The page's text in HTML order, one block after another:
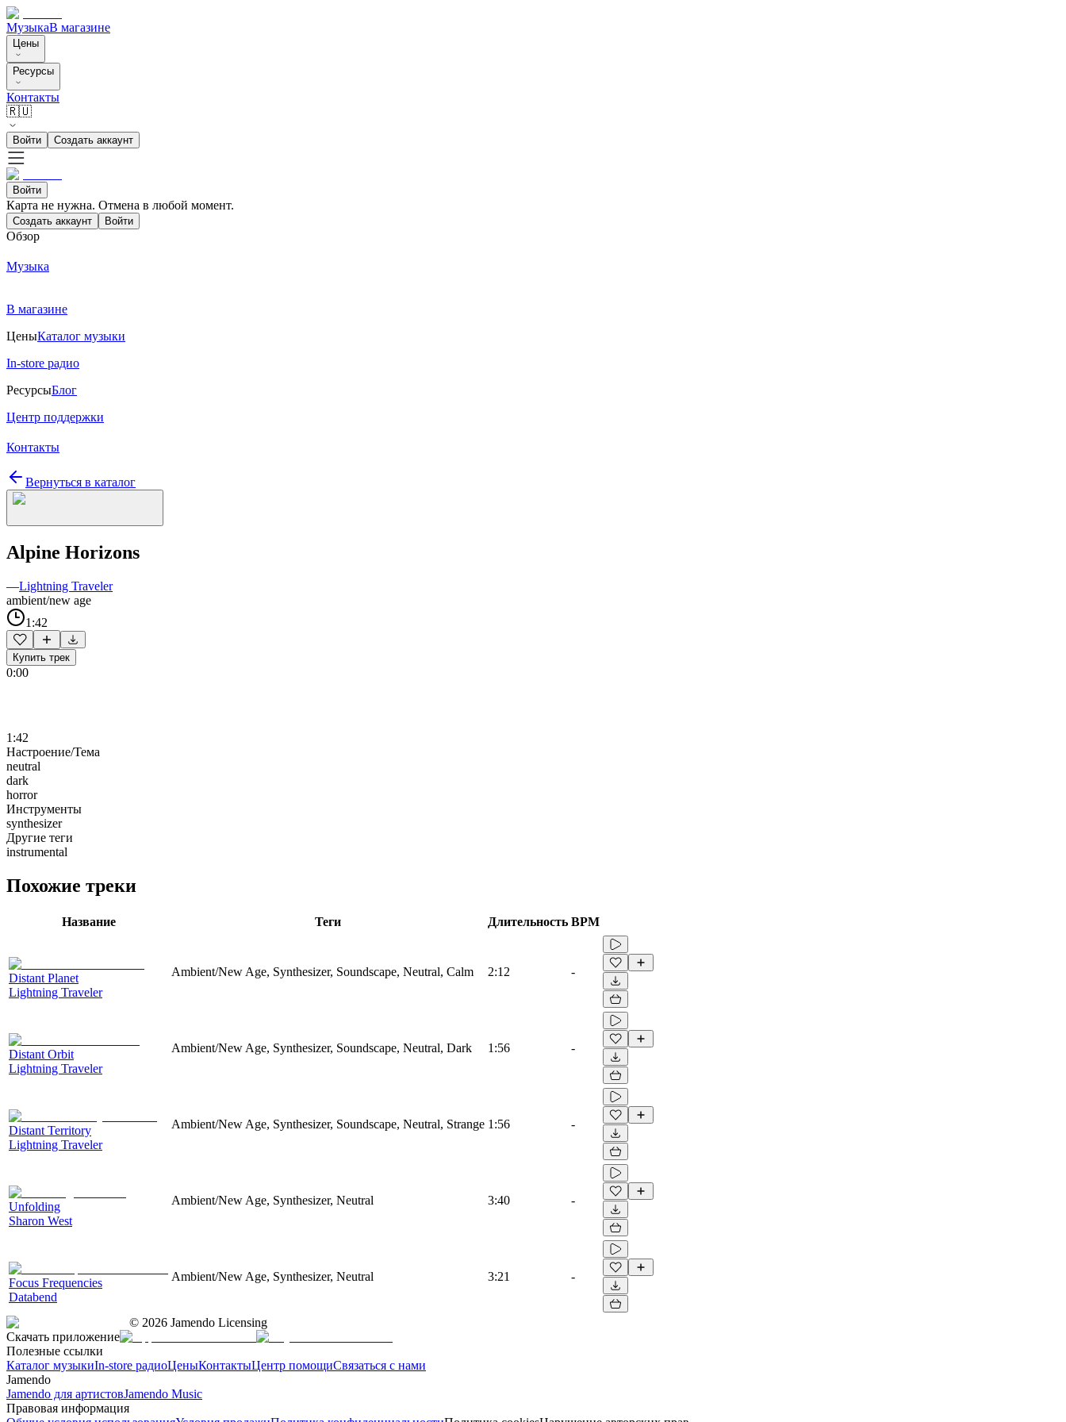
МузыкаВ магазине
Цены
Ресурсы
Контакты
🇷🇺
Войти Создать аккаунт
Войти
Карта не нужна. Отмена в любой момент.
Создать аккаунт Войти
Обзор
Музыка
В магазине
ЦеныКаталог музыки
In-store радио
РесурсыБлог
Центр поддержки
Контакты
Вернуться в каталог
Alpine Horizons
—Lightning Traveler
ambient/new age
1:42
Купить трек
0:00
1:42
Настроение/Тема
neutral
dark
horror
Инструменты
synthesizer
Другие теги
instrumental
Похожие треки
Название Теги Длительность BPM
Distant Planet
Lightning Traveler
Ambient/New Age, Synthesizer, Soundscape, Neutral, Calm 2:12 -
Distant Orbit
Lightning Traveler
Ambient/New Age, Synthesizer, Soundscape, Neutral, Dark 1:56 -
Distant Territory
Lightning Traveler
Ambient/New Age, Synthesizer, Soundscape, Neutral, Strange 1:56 -
Unfolding
Sharon West
Ambient/New Age, Synthesizer, Neutral 3:40 -
Focus Frequencies
Databend
Ambient/New Age, Synthesizer, Neutral 3:21 -
© 2026 Jamendo Licensing
Скачать приложение
Полезные ссылки
Каталог музыкиIn-store радиоЦеныКонтактыЦентр помощиСвязаться с нами
Jamendo
Jamendo для артистовJamendo Music
Правовая информация